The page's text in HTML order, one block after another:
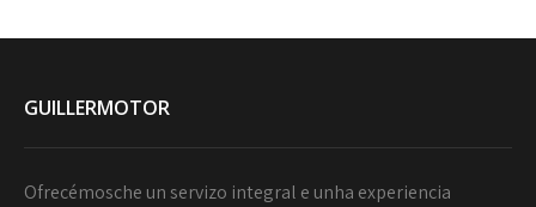
GUILLERMOTOR
Ofrecémosche un servizo integral e unha experiencia